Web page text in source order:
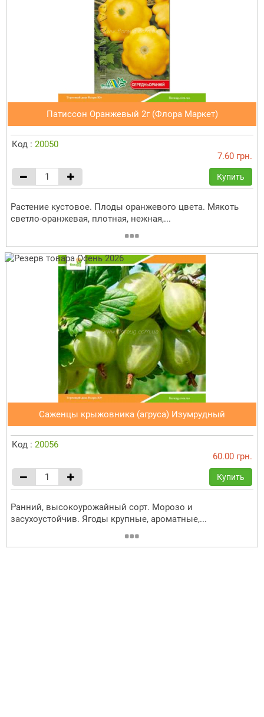
Патиссон Оранжевый 2г (Флора Маркет)
Код : 20050
7.60 грн.
Купить
Растение кустовое. Плоды оранжевого цвета. Мякоть
светло-оранжевая, плотная, нежная,...
Саженцы крыжовника (агруса) Изумрудный
Код : 20056
60.00 грн.
Купить
Ранний, высокоурожайный сорт. Морозо и
засухоустойчив. Ягоды крупные, ароматные,...